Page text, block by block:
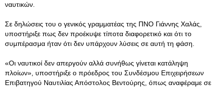
ναυτικών.
Σε δηλώσεις του ο γενικός γραμματέας της ΠΝΟ Γιάννης Χαλάς,
υποστήριξε πως δεν προέκυψε τίποτα διαφορετικό και ότι το
συμπέρασμα ήταν ότι δεν υπάρχουν λύσεις σε αυτή τη φάση.
«Οι ναυτικοί δεν απεργούν αλλά συνήθως γίνεται κατάληψη
πλοίων», υποστήριξε ο πρόεδρος του Συνδέσμου Επιχειρήσεων
Επιβατηγού Ναυτιλίας Απόστολος Βεντούρης, όπως αναφέραμε σε